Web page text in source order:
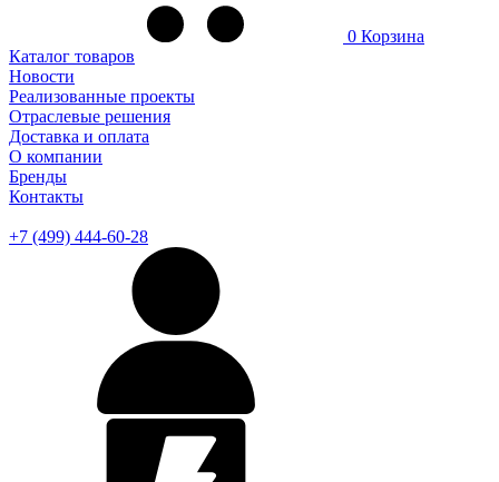
0 Корзина
Каталог товаров
Новости
Реализованные проекты
Отраслевые решения
Доставка и оплата
О компании
Бренды
Контакты
+7 (499) 444-60-28